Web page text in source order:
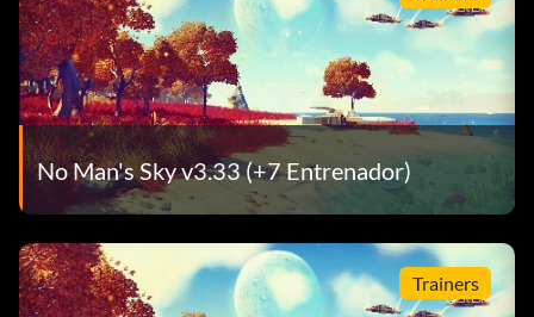
No Man's Sky v3.33 (+7 Entrenador)
Trainers